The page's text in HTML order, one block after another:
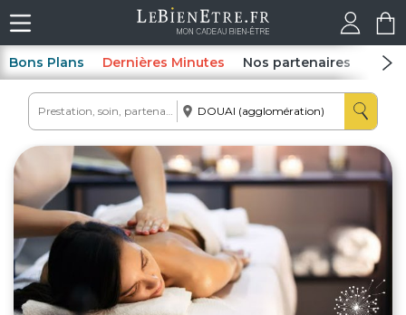
Bons Plans Dernières Minutes Nos partenaires Spas